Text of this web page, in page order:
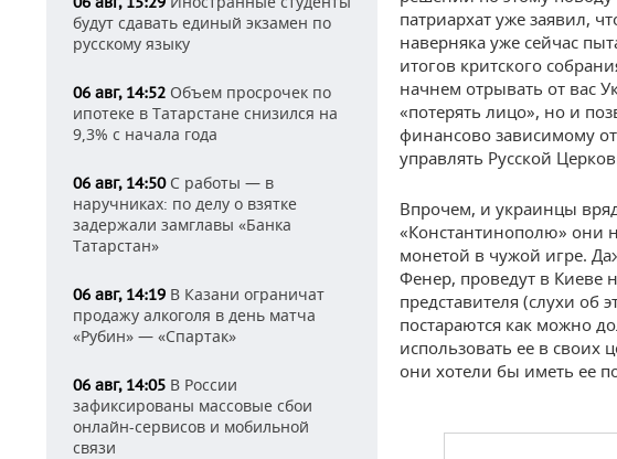
будут сдавать единый экзамен по
русскому языку
06 авг, 14:52 Объем просрочек по
ипотеке в Татарстане снизился на
9,3% с начала года
06 авг, 14:50С работы — в
наручниках: по делу о взятке
задержали замглавы «Банка
Татарстан»
06 авг, 14:19 В Казани ограничат
продажу алкоголя в день матча
«Рубин» — «Спартак»
06 авг, 14:05 В России
зафиксированы массовые сбои
онлайн-сервисов и мобильной
связи
патриархат уже заявил,
наверняка уже сейчас
итогов критского
начнем отрывать от вас
«потерять лицо», но и
финансово зависимому
управлять Русской
Впрочем, и украинцы
«Константинополю» они
монетой в чужой игре.
Фенер, проведут в Киеве
представителя (слухи об
постараются как можно
использовать ее в
они хотели бы иметь ее